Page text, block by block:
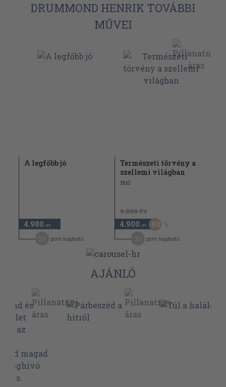
DRUMMOND HENRIK TOVÁBBI
MŰVEI
A legfőbb jó
4.980 ,-Ft
pont kapható
Természeti törvény a
szellemi világban
1910
9.800 Ft
4.900 ,-Ft 50
pont kapható
AJÁNLÓ